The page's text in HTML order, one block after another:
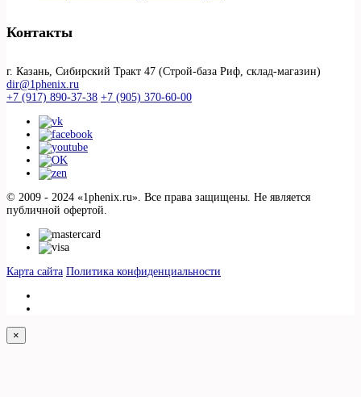
Контакты
г. Казань, Сибирский Тракт 47 (Строй-база Риф, склад-магазин)
dir@1phenix.ru
+7 (917) 890-37-38 +7 (905) 370-60-00
© 2009 - 2024 «1phenix.ru». Все права защищены. Не является
публичной офертой.
Карта сайта Политика конфиденциальности
×